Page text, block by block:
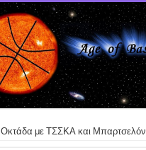
Οκτάδα με ΤΣΣΚΑ και